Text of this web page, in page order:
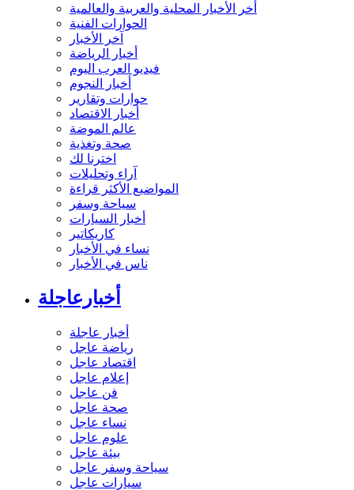
أخر الأخبار المحلية والعربية والعالمية
الحوارات الفنية
آخر الأخبار
أخبار الرياضة
فيديو العرب اليوم
أخبار النجوم
حوارات وتقارير
أخبار الاقتصاد
عالم الموضة
صحة وتغذية
اخترنا لك
آراء وتحليلات
المواضيع الأكثر قراءة
سياحة وسفر
أخبار السيارات
كاريكاتير
نساء في الأخبار
ناس في الأخبار
أخبارعاجلة
أخبار عاجلة
رياضة عاجل
اقتصاد عاجل
إعلام عاجل
فن عاجل
صحة عاجل
نساء عاجل
علوم عاجل
بيئة عاجل
سياحة وسفر عاجل
سيارات عاجل